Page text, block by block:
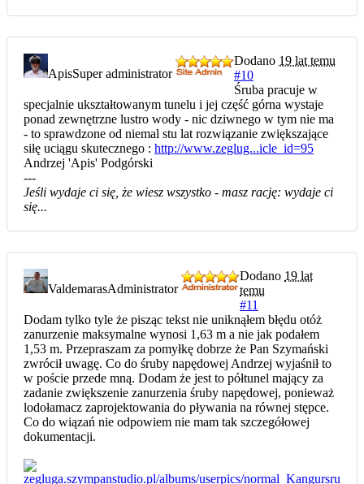
ApisSuper administrator
Dodano 19 lat temu
#10
Śruba pracuje w
specjalnie ukształtowanym tunelu i jej część górna wystaje
ponad zewnętrzne lustro wody - nic dziwnego w tym nie ma
- to sprawdzone od niemal stu lat rozwiązanie zwiększające
siłę uciągu skutecznego : http://www.zeglug...icle_id=95
Andrzej 'Apis' Podgórski
---
Jeśli wydaje ci się, że wiesz wszystko - masz rację: wydaje ci
się...
ValdemarasAdministrator
Dodano 19 lat
temu
#11
Dodam tylko tyle że pisząc tekst nie uniknąłem błędu otóż
zanurzenie maksymalne wynosi 1,63 m a nie jak podałem
1,53 m. Przepraszam za pomyłkę dobrze że Pan Szymański
zwrócił uwagę. Co do śruby napędowej Andrzej wyjaśnił to
w poście przede mną. Dodam że jest to półtunel mający za
zadanie zwiększenie zanurzenia śruby napędowej, ponieważ
lodołamacz zaprojektowania do pływania na równej stępce.
Co do wiązań nie odpowiem nie mam tak szczegółowej
dokumentacji.